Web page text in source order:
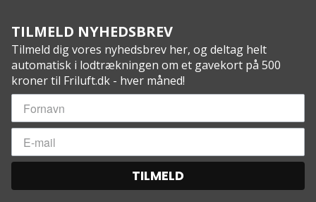
TILMELD NYHEDSBREV
Tilmeld dig vores nyhedsbrev her, og deltag helt
automatisk i lodtrækningen om et gavekort på 500
kroner til Friluft.dk - hver måned!
TILMELD